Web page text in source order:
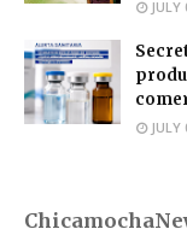
JULY
JULY